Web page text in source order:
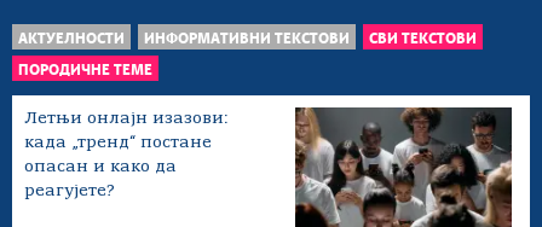
АКТУЕЛНОСТИ ИНФОРМАТИВНИ ТЕКСТОВИ СВИ ТЕКСТОВИ
ПОРОДИЧНЕ ТЕМЕ
Летњи онлајн изазови:
када „тренд“ постане
опасан и како да
реагујете?